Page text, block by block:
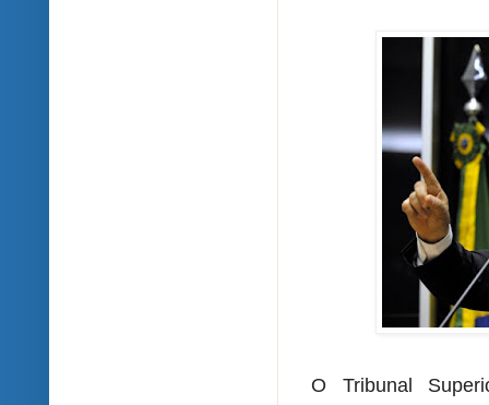
O Tribunal